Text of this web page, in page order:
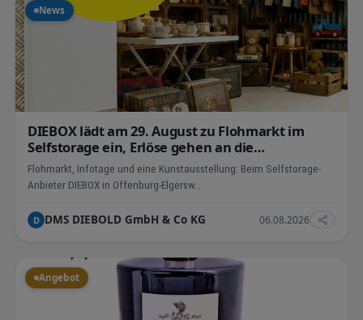
News
DIEBOX lädt am 29. August zu Flohmarkt im
Selfstorage ein, Erlöse gehen an die
Tierherberge Offenburg
Flohmarkt, Infotage und eine Kunstausstellung: Beim Selfstorage-
Anbieter DIEBOX in Offenburg-Elgersw…
D DMS DIEBOLD GmbH & Co KG 06.08.2026
Angebot